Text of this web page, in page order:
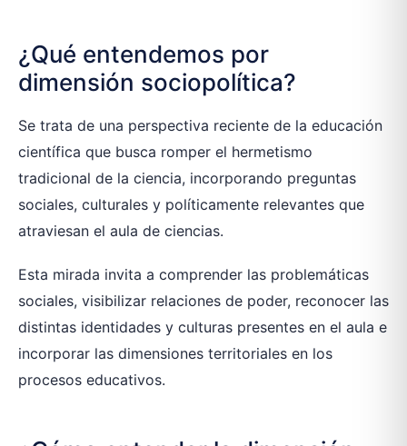
¿Qué entendemos por
dimensión sociopolítica?
Se trata de una perspectiva reciente de la educación
científica que busca romper el hermetismo
tradicional de la ciencia, incorporando preguntas
sociales, culturales y políticamente relevantes que
atraviesan el aula de ciencias.
Esta mirada invita a comprender las problemáticas
sociales, visibilizar relaciones de poder, reconocer las
distintas identidades y culturas presentes en el aula e
incorporar las dimensiones territoriales en los
procesos educativos.